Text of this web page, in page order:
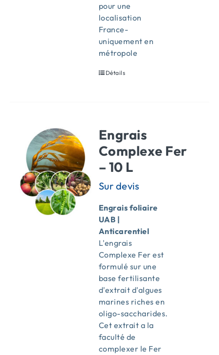
pour une
localisation
France-
uniquement en
métropole
Détails
Engrais
Complexe Fer
– 10 L
Engrais foliaire
UAB |
Anticarentiel
L'engrais
Complexe Fer est
formulé sur une
base fertilisante
d'extrait d'algues
marines riches en
oligo-saccharides.
Cet extrait a la
faculté de
complexer le Fer